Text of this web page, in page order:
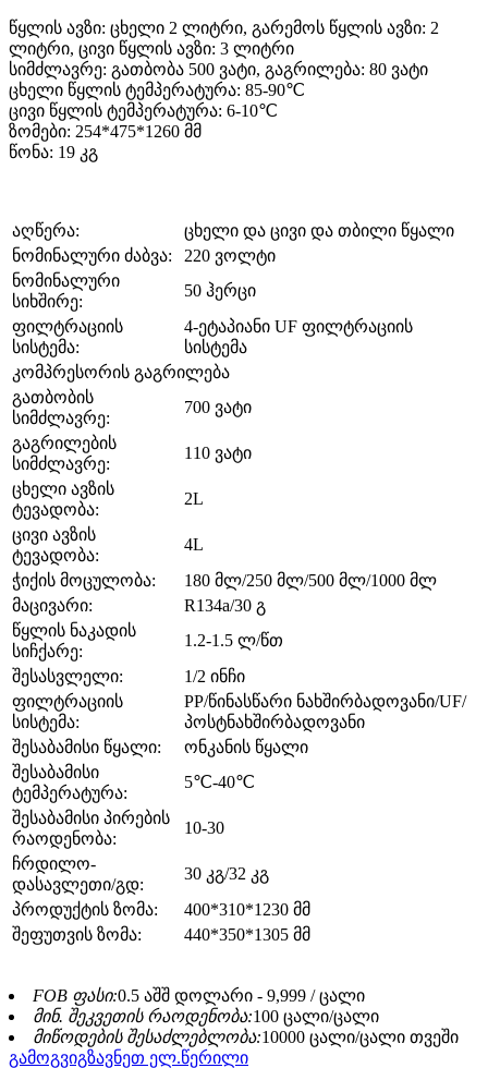
წყლის ავზი: ცხელი 2 ლიტრი, გარემოს წყლის ავზი: 2
ლიტრი, ცივი წყლის ავზი: 3 ლიტრი
სიმძლავრე: გათბობა 500 ვატი, გაგრილება: 80 ვატი
ცხელი წყლის ტემპერატურა: 85-90℃
ცივი წყლის ტემპერატურა: 6-10℃
ზომები: 254*475*1260 მმ
წონა: 19 კგ
აღწერა:
ცხელი და ცივი და თბილი წყალი
ნომინალური ძაბვა:
220 ვოლტი
ნომინალური
სიხშირე:
50 ჰერცი
ფილტრაციის
სისტემა:
4-ეტაპიანი UF ფილტრაციის
სისტემა
კომპრესორის გაგრილება
გათბობის
სიმძლავრე:
700 ვატი
გაგრილების
სიმძლავრე:
110 ვატი
ცხელი ავზის
ტევადობა:
2L
ცივი ავზის
ტევადობა:
4L
ჭიქის მოცულობა:
180 მლ/250 მლ/500 მლ/1000 მლ
მაცივარი:
R134a/30 გ
წყლის ნაკადის
სიჩქარე:
1.2-1.5 ლ/წთ
შესასვლელი:
1/2 ინჩი
ფილტრაციის
სისტემა:
PP/წინასწარი ნახშირბადოვანი/UF/
პოსტნახშირბადოვანი
შესაბამისი წყალი:
ონკანის წყალი
შესაბამისი
ტემპერატურა:
5℃-40℃
შესაბამისი პირების
რაოდენობა:
10-30
ჩრდილო-
დასავლეთი/გდ:
30 კგ/32 კგ
პროდუქტის ზომა:
400*310*1230 მმ
შეფუთვის ზომა:
440*350*1305 მმ
FOB ფასი:0.5 აშშ დოლარი - 9,999 / ცალი
მინ. შეკვეთის რაოდენობა:100 ცალი/ცალი
მიწოდების შესაძლებლობა:10000 ცალი/ცალი თვეში
გამოგვიგზავნეთ ელ.წერილი